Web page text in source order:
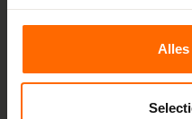
Alles
vakmensen direct voor je
Lees meer over onze